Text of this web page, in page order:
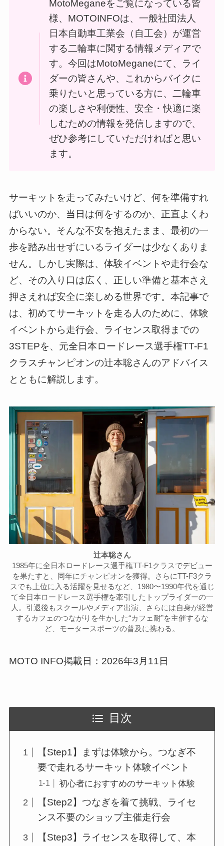
MotoMeganeをご覧になっている皆
様、MOTOINFOは、一般社団法人
日本自動車工業会（自工会）が運営
する二輪車に関する情報メディアで
す。今回はMotoMeganeにて、ライ
ダーの皆さんや、これからバイクに
乗りたいと思っている方に、二輪車
の楽しさや利便性、安全・快適に楽
しむための情報を発信しますので、
ぜひ参考にしていただければと思い
ます。
サーキットを走ってみたいけど、何を準備すれ
ばいいのか、当日は何をするのか、正直よくわ
からない。そんな不安を抱えたまま、最初の一
歩を踏み出せずにいるライダーは少なくありま
せん。しかし実際は、体験イベントや走行会な
ど、その入り口は広く、正しい準備と基本さえ
押さえれば安全に楽しめる世界です。本記事で
は、初めてサーキットを走る人のために、体験
イベントから走行会、ライセンス取得までの
3STEPを、元全日本ロードレース選手権TT-F1
クラスチャンピオンの辻本聡さんのアドバイス
とともに解説します。
辻本聡さん
1985年に全日本ロードレース選手権TT-F1クラスでデビュー
を果たすと、同年にチャンピオンを獲得。さらにTT-F3クラ
スでも上位に入る活躍を見せるなど、1980〜1990年代を通じ
て全日本ロードレース選手権を牽引したトップライダーの一
人。引退後もスクールやメディア出演、さらには自身が経営
するカフェのつながりを生かした“カフェ耐”を主催するな
ど、モータースポーツの普及に携わる。
MOTO INFO掲載日：2026年3月11日
目次
【Step1】まずは体験から。つなぎ不
要で走れるサーキット体験イベント
初心者におすすめのサーキット体験
【Step2】つなぎを着て挑戦、ライセ
ンス不要のショップ主催走行会
【Step3】ライセンスを取得して、本